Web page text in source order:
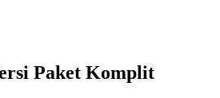
Paket Komplit